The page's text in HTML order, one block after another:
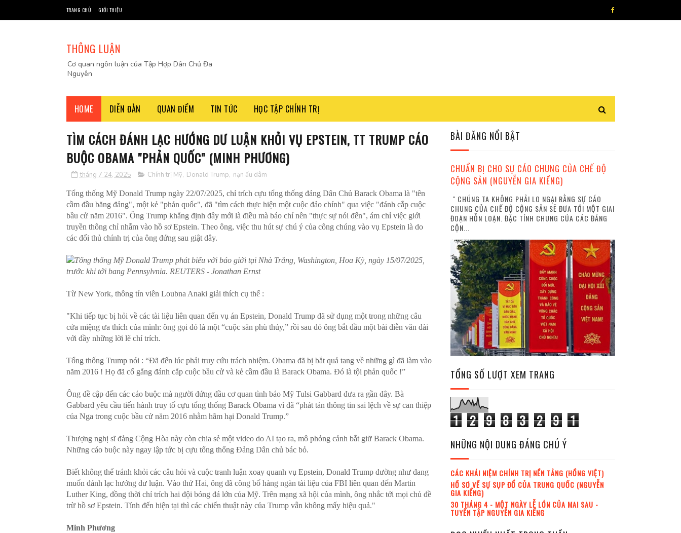
TRANG CHỦ GIỚI THIỆU
THÔNG LUẬN
Cơ quan ngôn luận của Tập Hợp Dân Chủ Đa
Nguyên
HOME DIỄN ĐÀN QUAN ĐIỂM TIN TỨC HỌC TẬP CHÍNH TRỊ
TÌM CÁCH ĐÁNH LẠC HƯỚNG DƯ LUẬN KHỎI VỤ EPSTEIN, TT TRUMP CÁO
BUỘC OBAMA "PHẢN QUỐC" (MINH PHƯƠNG)
tháng 7 24, 2025 Chính trị Mỹ, Donald Trump, nạn ấu dâm
Tổng thống Mỹ Donald Trump ngày 22/07/2025, chỉ trích cựu tổng thống đảng Dân Chủ Barack Obama là "tên
cầm đầu băng đảng", một kẻ "phản quốc", đã "tìm cách thực hiện một cuộc đảo chính" qua việc "đánh cắp cuộc
bầu cử năm 2016". Ông Trump khẳng định đây mới là điều mà báo chí nên "thực sự nói đến", ám chỉ việc giới
truyền thông chỉ nhắm vào hồ sơ Epstein. Theo ông, việc thu hút sự chú ý của công chúng vào vụ Epstein là do
các đối thủ chính trị của ông đứng sau giật dây.
Tổng thống Mỹ Donald Trump phát biểu với báo giới tại Nhà Trắng, Washington, Hoa Kỳ, ngày 15/07/2025,
trước khi tới bang Pennsylvnia. REUTERS - Jonathan Ernst
Từ New York, thông tín viên Loubna Anaki giải thích cụ thể :
"Khi tiếp tục bị hỏi về các tài liệu liên quan đến vụ án Epstein, Donald Trump đã sử dụng một trong những câu
cửa miệng ưa thích của mình: ông gọi đó là một “cuộc săn phù thủy,” rồi sau đó ông bắt đầu một bài diễn văn dài
với đầy những lời lẽ chỉ trích.
Tổng thống Trump nói : “Đã đến lúc phải truy cứu trách nhiệm. Obama đã bị bắt quả tang về những gì đã làm vào
năm 2016 ! Họ đã cố gắng đánh cắp cuộc bầu cử và kẻ cầm đầu là Barack Obama. Đó là tội phản quốc !”
Ông đề cập đến các cáo buộc mà người đứng đầu cơ quan tình báo Mỹ Tulsi Gabbard đưa ra gần đây. Bà
Gabbard yêu cầu tiến hành truy tố cựu tổng thống Barack Obama vì đã “phát tán thông tin sai lệch về sự can thiệp
của Nga trong cuộc bầu cử năm 2016 nhằm hãm hại Donald Trump.”
Thượng nghị sĩ đảng Cộng Hòa này còn chia sẻ một video do AI tạo ra, mô phỏng cảnh bắt giữ Barack Obama.
Những cáo buộc này ngay lập tức bị cựu tổng thống Đảng Dân chủ bác bỏ.
Biết không thể tránh khỏi các câu hỏi và cuộc tranh luận xoay quanh vụ Epstein, Donald Trump dường như đang
muốn đánh lạc hướng dư luận. Vào thứ Hai, ông đã công bố hàng ngàn tài liệu của FBI liên quan đến Martin
Luther King, đồng thời chỉ trích hai đội bóng đá lớn của Mỹ. Trên mạng xã hội của mình, ông nhắc tới mọi chủ đề
trừ hồ sơ Epstein. Tính đến hiện tại thì các chiến thuật này của Trump vẫn không mấy hiệu quả."
Minh Phương
BÀI ĐĂNG NỔI BẬT
CHUẨN BỊ CHO SỰ CÁO CHUNG CỦA CHẾ ĐỘ
CỘNG SẢN (NGUYỄN GIA KIỂNG)
" CHÚNG TA KHÔNG PHẢI LO NGẠI RẰNG SỰ CÁO
CHUNG CỦA CHẾ ĐỘ CỘNG SẢN SẼ ĐƯA TỚI MỘT GIAI
ĐOẠN HỖN LOẠN. ĐẶC TÍNH CHUNG CỦA CÁC ĐẢNG
CỘN...
TỔNG SỐ LƯỢT XEM TRANG
1 2 9 8 3 2 9 1
NHỮNG NỘI DUNG ĐÁNG CHÚ Ý
CÁC KHÁI NIỆM CHÍNH TRỊ NỀN TẢNG (HỒNG VIỆT)
HỒ SƠ VỀ SỰ SỤP ĐỔ CỦA TRUNG QUỐC (NGUYỄN
GIA KIỂNG)
30 THÁNG 4 - MỘT NGÀY LỄ LỚN CỦA MAI SAU -
TUYỂN TẬP NGUYỄN GIA KIỂNG